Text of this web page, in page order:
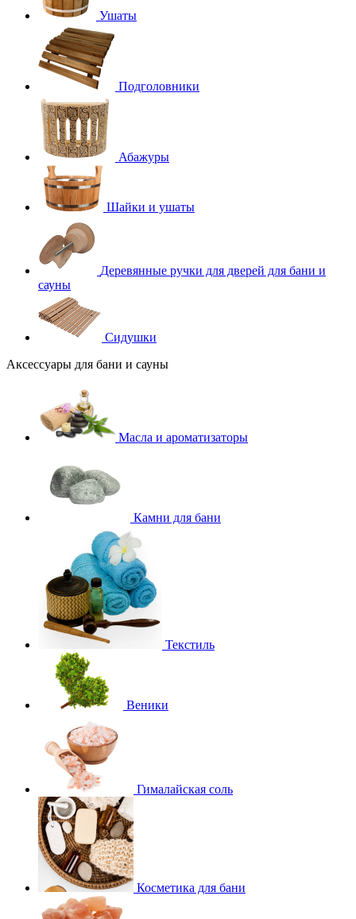
Ушаты
Подголовники
Абажуры
Шайки и ушаты
Деревянные ручки для дверей для бани и
сауны
Сидушки
Аксессуары для бани и сауны
Масла и ароматизаторы
Камни для бани
Текстиль
Веники
Гималайская соль
Косметика для бани